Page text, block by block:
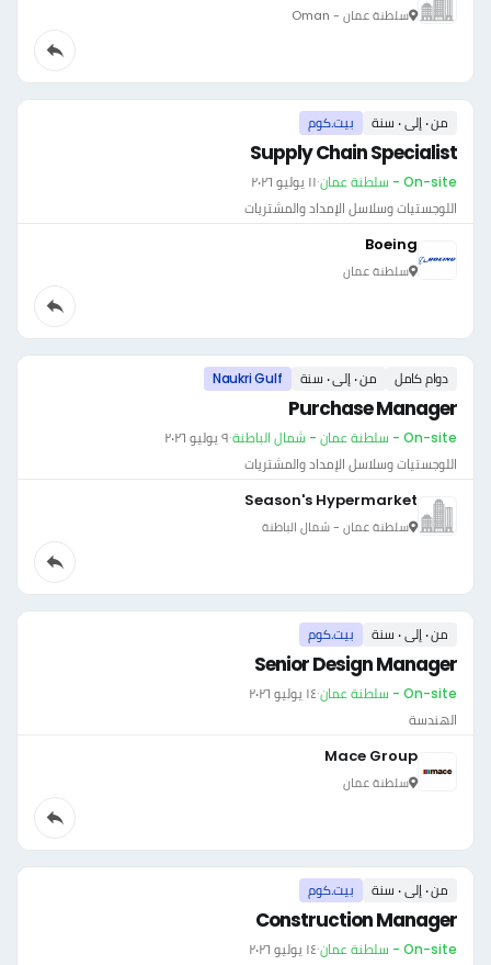
سلطنة عمان - Oman
من ٠ إلى ٠ سنة بيت.كوم
Supply Chain Specialist
On-site - سلطنة عمان ·١١ يوليو ٢٠٢٦
اللوجستيات وسلاسل الإمداد والمشتريات
Boeing
سلطنة عمان
دوام كامل من ٠ إلى ٠ سنة Naukri Gulf
Purchase Manager
On-site - سلطنة عمان - شمال الباطنة ·٩ يوليو ٢٠٢٦
اللوجستيات وسلاسل الإمداد والمشتريات
Season's Hypermarket
سلطنة عمان - شمال الباطنة
من ٠ إلى ٠ سنة بيت.كوم
Senior Design Manager
On-site - سلطنة عمان ·١٤ يوليو ٢٠٢٦
الهندسة
Mace Group
سلطنة عمان
من ٠ إلى ٠ سنة بيت.كوم
Construction Manager
On-site - سلطنة عمان ·١٤ يوليو ٢٠٢٦